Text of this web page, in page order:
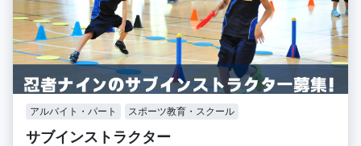
アルバイト・パート スポーツ教育・スクール
サブインストラクター